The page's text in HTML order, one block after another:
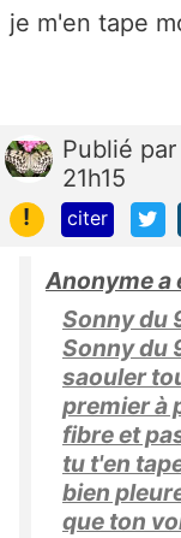
je m'en tape
Publié par
21h15
!
citer
Anonyme a
Sonny du
Sonny du
saouler
premier à
fibre et
tu t'en
bien
que ton